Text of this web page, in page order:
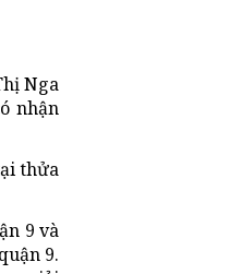
Nga
nhận
thửa
9 và
9.